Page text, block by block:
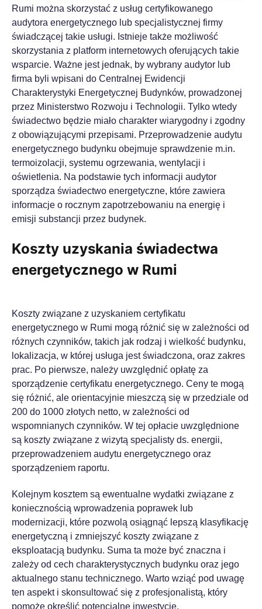
Rumi można skorzystać z usług certyfikowanego
audytora energetycznego lub specjalistycznej firmy
świadczącej takie usługi. Istnieje także możliwość
skorzystania z platform internetowych oferujących takie
wsparcie. Ważne jest jednak, by wybrany audytor lub
firma byli wpisani do Centralnej Ewidencji
Charakterystyki Energetycznej Budynków, prowadzonej
przez Ministerstwo Rozwoju i Technologii. Tylko wtedy
świadectwo będzie miało charakter wiarygodny i zgodny
z obowiązującymi przepisami. Przeprowadzenie audytu
energetycznego budynku obejmuje sprawdzenie m.in.
termoizolacji, systemu ogrzewania, wentylacji i
oświetlenia. Na podstawie tych informacji audytor
sporządza świadectwo energetyczne, które zawiera
informacje o rocznym zapotrzebowaniu na energię i
emisji substancji przez budynek.
Koszty uzyskania świadectwa
energetycznego w Rumi
Koszty związane z uzyskaniem certyfikatu
energetycznego w Rumi mogą różnić się w zależności od
różnych czynników, takich jak rodzaj i wielkość budynku,
lokalizacja, w której usługa jest świadczona, oraz zakres
prac. Po pierwsze, należy uwzględnić opłatę za
sporządzenie certyfikatu energetycznego. Ceny te mogą
się różnić, ale orientacyjnie mieszczą się w przedziale od
200 do 1000 złotych netto, w zależności od
wspomnianych czynników. W tej opłacie uwzględnione
są koszty związane z wizytą specjalisty ds. energii,
przeprowadzeniem audytu energetycznego oraz
sporządzeniem raportu.
Kolejnym kosztem są ewentualne wydatki związane z
koniecznością wprowadzenia poprawek lub
modernizacji, które pozwolą osiągnąć lepszą klasyfikację
energetyczną i zmniejszyć koszty związane z
eksploatacją budynku. Suma ta może być znaczna i
zależy od cech charakterystycznych budynku oraz jego
aktualnego stanu technicznego. Warto wziąć pod uwagę
ten aspekt i skonsultować się z profesjonalistą, który
pomoże określić potencjalne inwestycje.